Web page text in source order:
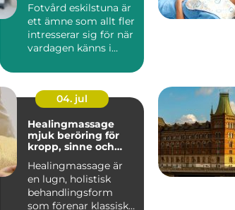
Fotvård eskilstuna är
ett ämne som allt fler
intresserar sig för när
vardagen känns i
04. jul
Healingmassage
mjuk beröring för
kropp, sinne och
Healingmassage är
en lugn, holistisk
behandlingsform
som förenar klassisk